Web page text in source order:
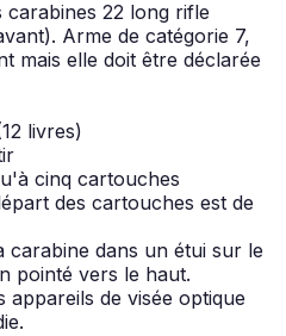
carabines 22 long rifle
Arme de catégorie 7,
mais elle doit être déclarée
livres)
cinq cartouches
des cartouches est de
carabine dans un étui sur le
pointé vers le haut.
appareils de visée optique